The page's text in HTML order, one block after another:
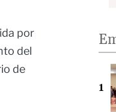
por
del
de